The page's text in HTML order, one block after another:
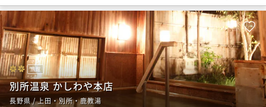
旅館
別所温泉 かしわや本店
長野県 / 上田・別所・鹿教湯